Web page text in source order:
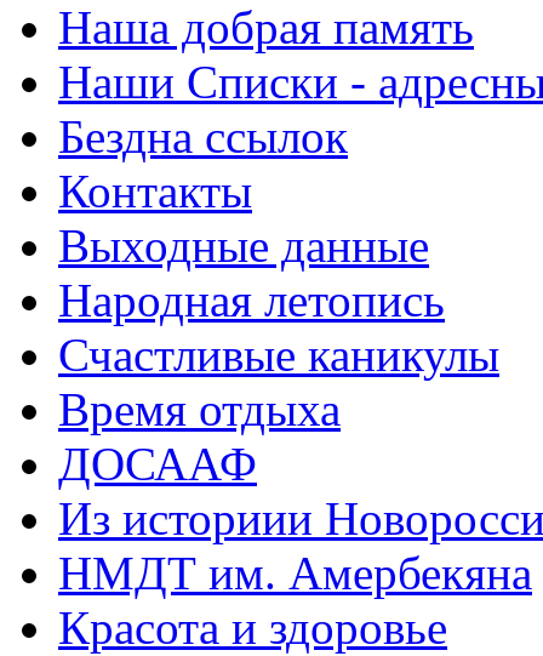
Наша добрая память
Наши Списки -
Бездна ссылок
Контакты
Выходные данные
Народная летопись
Счастливые каникулы
Время отдыха
ДОСААФ
Из историии
НМДТ им. Амербекяна
Красота и здоровье